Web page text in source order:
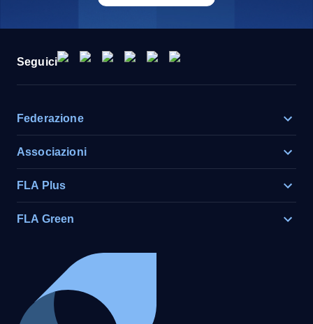
Div
Seguici
Federazione
Associazioni
FLA Plus
FLA Green